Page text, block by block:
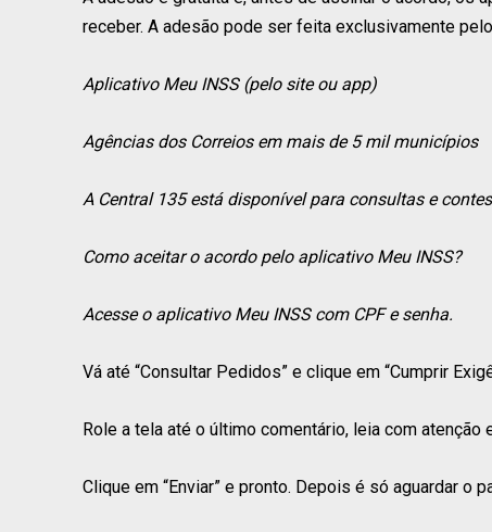
receber. A adesão pode ser feita exclusivamente
Aplicativo Meu INSS (pelo site ou app)
Agências dos Correios em mais de 5 mil municípios
A Central 135 está disponível para consultas e
Como aceitar o acordo pelo aplicativo Meu INSS?
Acesse o aplicativo Meu INSS com CPF e senha.
Vá até “Consultar Pedidos” e clique em “Cumprir
Role a tela até o último comentário, leia com atenção
Clique em “Enviar” e pronto. Depois é só aguardar o